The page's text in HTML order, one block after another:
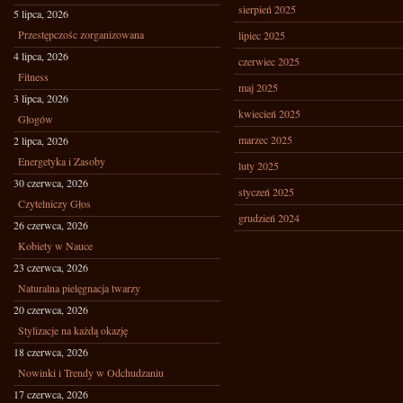
5 lipca, 2026
Przestępczośc zorganizowana
4 lipca, 2026
Fitness
3 lipca, 2026
Głogów
2 lipca, 2026
Energetyka i Zasoby
30 czerwca, 2026
Czytelniczy Głos
26 czerwca, 2026
Kobiety w Nauce
23 czerwca, 2026
Naturalna pielęgnacja twarzy
20 czerwca, 2026
Stylizacje na każdą okazję
18 czerwca, 2026
Nowinki i Trendy w Odchudzaniu
17 czerwca, 2026
sierpień 2025
lipiec 2025
czerwiec 2025
maj 2025
kwiecień 2025
marzec 2025
luty 2025
styczeń 2025
grudzień 2024